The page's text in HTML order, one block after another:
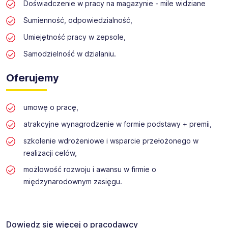
Doświadczenie w pracy na magazynie - mile widziane
Sumienność, odpowiedzialność,
Umiejętność pracy w zepsole,
Samodzielność w działaniu.
Oferujemy
umowę o pracę,
atrakcyjne wynagrodzenie w formie podstawy + premii,
szkolenie wdrożeniowe i wsparcie przełożonego w
realizacji celów,
możlowość rozwoju i awansu w firmie o
międzynarodownym zasięgu.
Dowiedz się więcej o pracodawcy